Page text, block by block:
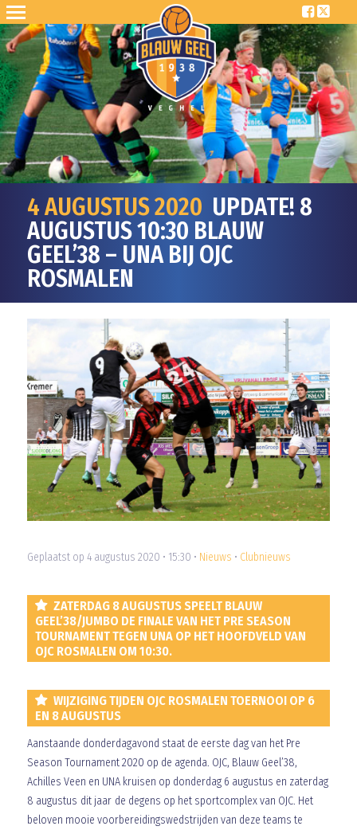
4 AUGUSTUS 2020 UPDATE! 8
AUGUSTUS 10:30 BLAUW
GEEL’38 – UNA BIJ OJC
ROSMALEN
Geplaatst op 4 augustus 2020 • 15:30 • Nieuws • Clubnieuws
ZATERDAG 8 AUGUSTUS SPEELT BLAUW
GEEL’38/JUMBO DE FINALE VAN HET PRE SEASON
TOURNAMENT TEGEN UNA OP HET HOOFDVELD VAN
OJC ROSMALEN OM 10:30.
WIJZIGING TIJDEN OJC ROSMALEN TOERNOOI OP 6
EN 8 AUGUSTUS
Aanstaande donderdagavond staat de eerste dag van het Pre
Season Tournament 2020 op de agenda. OJC, Blauw Geel’38,
Achilles Veen en UNA kruisen op donderdag 6 augustus en zaterdag
8 augustus dit jaar de degens op het sportcomplex van OJC. Het
beloven mooie voorbereidingswedstrijden van deze teams te